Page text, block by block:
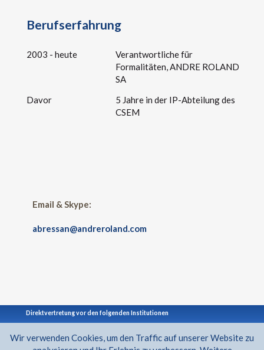
Berufserfahrung
2003 - heute
Verantwortliche für
Formalitäten, ANDRE ROLAND
SA
Davor
5 Jahre in der IP-Abteilung des
CSEM
Email & Skype:
abressan@andreroland.com
Direktvertretung vor den folgenden Institutionen
Wir verwenden Cookies, um den Traffic auf unserer Website zu